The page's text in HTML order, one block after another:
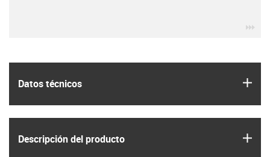
Datos técnicos
Descripción del producto